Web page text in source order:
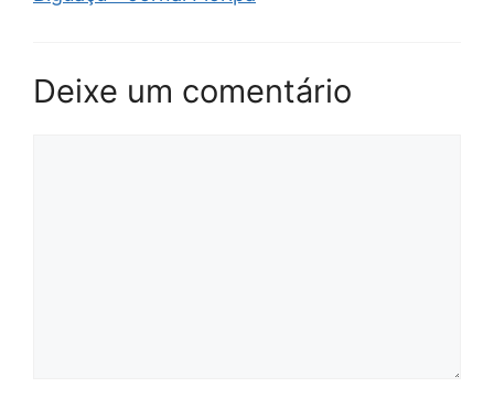
Deixe um comentário